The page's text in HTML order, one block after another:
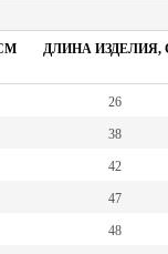
ДЛИНА ИЗДЕЛИЯ,
26
38
42
47
48